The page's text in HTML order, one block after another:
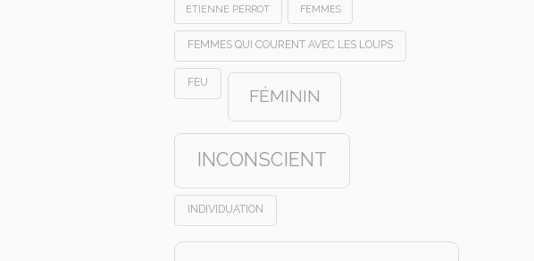
ETIENNE PERROT FEMMES
FEMMES QUI COURENT AVEC LES LOUPS
FEU
FÉMININ
INCONSCIENT
INDIVIDUATION